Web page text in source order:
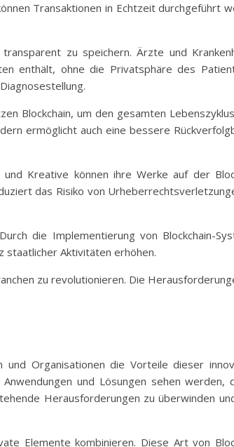
Transaktionen in Echtzeit durchgeführt
zu speichern. Ärzte und
enthält, ohne die Privatsphäre des
Blockchain, um den gesamten
ermöglicht auch eine bessere
Kreative können ihre Werke auf der
das Risiko von
die Implementierung von Blockchain-
Aktivitäten erhöhen.
zu revolutionieren. Die
Organisationen die Vorteile dieser
und Lösungen sehen werden,
Herausforderungen zu überwinden
Elemente kombinieren. Diese Art von